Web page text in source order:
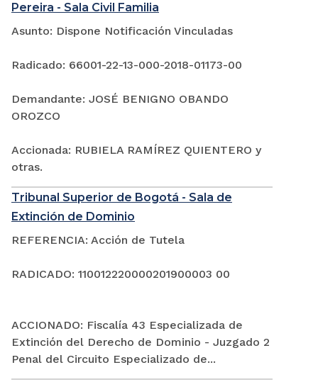
Pereira - Sala Civil Familia
Asunto: Dispone Notificación Vinculadas
Radicado: 66001-22-13-000-2018-01173-00
Demandante: JOSÉ BENIGNO OBANDO
OROZCO
Accionada: RUBIELA RAMÍREZ QUIENTERO y
otras.
Tribunal Superior de Bogotá - Sala de
Extinción de Dominio
REFERENCIA: Acción de Tutela
RADICADO: 110012220000201900003 00
ACCIONADO: Fiscalía 43 Especializada de
Extinción del Derecho de Dominio - Juzgado 2
Penal del Circuito Especializado de...